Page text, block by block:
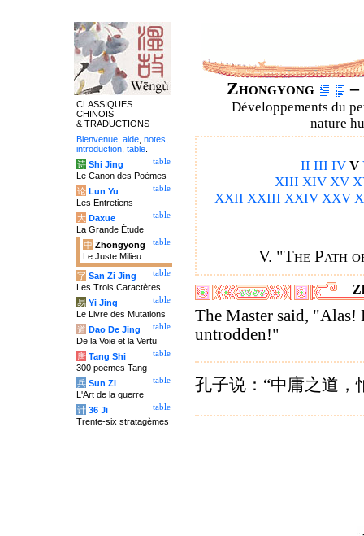
Zhongyong –
Développements du
nature
II III IV V
XIII XIV XV
XXII XXIII XXIV XXV
V. "The Path
The Master said, "Alas!
untrodden!"
孔子说：“中庸之道，
CLASSIQUES
CHINOIS
& TRADUCTIONS
Bienvenue aide notes
introduction table
table
诗 Shi Jing
Le Canon des Poèmes
table
论 Lun Yu
Les Entretiens
table
大 Daxue
La Grande Étude
table
中 Zhongyong
Le Juste Milieu
table
字 San Zi Jing
Les Trois Caractères
table
易 Yi Jing
Le Livre des Mutations
table
道 Dao De Jing
De la Voie et la Vertu
table
唐 Tang Shi
300 poèmes Tang
table
兵 Sun Zi
L'Art de la guerre
table
计 36 Ji
Trente-six stratagèmes